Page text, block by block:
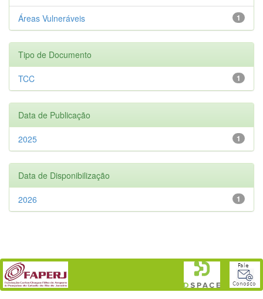
1
Áreas Vulneráveis
Tipo de Documento
1
TCC
Data de Publicação
1
2025
Data de Disponibilização
1
2026